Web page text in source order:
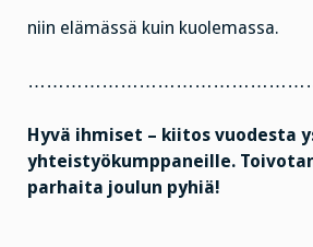
niin elämässä kuin kuolemassa.
Hyvä ihmiset – kiitos vuodesta
yhteistyökumppaneille.
parhaita joulun pyhiä!